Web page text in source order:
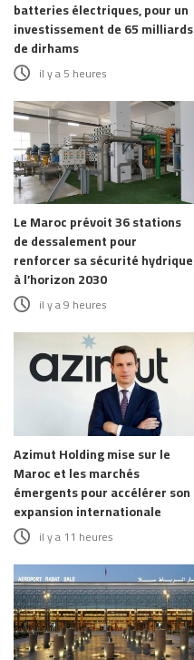
batteries électriques, pour un
investissement de 65 milliards
de dirhams
il y a 5 heures
Le Maroc prévoit 36 stations
de dessalement pour
renforcer sa sécurité hydrique
à l’horizon 2030
il y a 9 heures
Azimut Holding mise sur le
Maroc et les marchés
émergents pour accélérer son
expansion internationale
il y a 11 heures